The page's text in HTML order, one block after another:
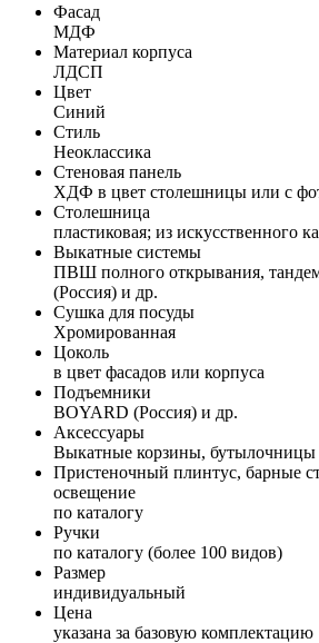
Фасад
МДФ
Материал корпуса
ЛДСП
Цвет
Синий
Стиль
Неоклассика
Стеновая панель
ХДФ в цвет столешницы или с
Столешница
пластиковая; из искусственного
Выкатные системы
ПВШ полного открывания,
(Россия) и др.
Сушка для посуды
Хромированная
Цоколь
в цвет фасадов или корпуса
Подъемники
BOYARD (Россия) и др.
Аксессуары
Выкатные корзины, бутылочницы
Пристеночный плинтус, барные
освещение
по каталогу
Ручки
по каталогу (более 100 видов)
Размер
индивидуальный
Цена
указана за базовую комплектацию